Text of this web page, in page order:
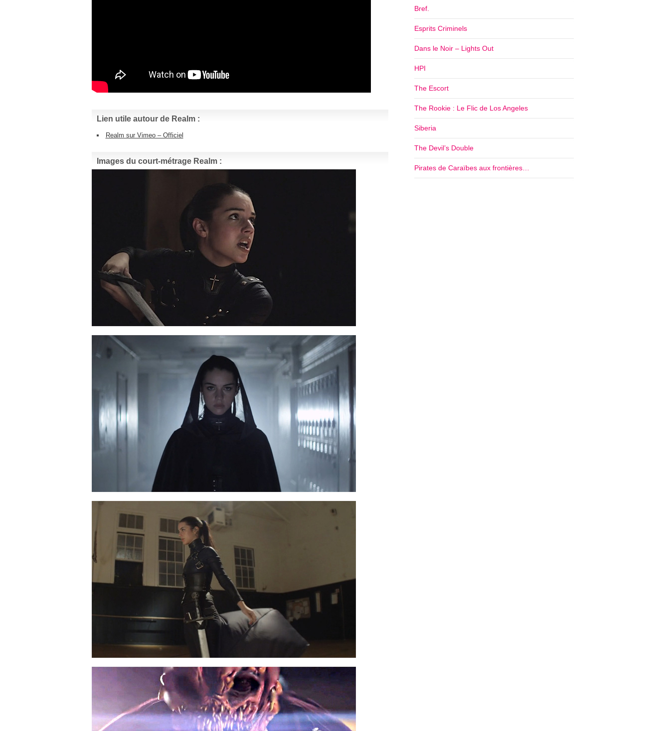
Lien utile autour de Realm :
Realm sur Vimeo – Officiel
Images du court-métrage Realm :
Bref.
Esprits Criminels
Dans le Noir – Lights Out
HPI
The Escort
The Rookie : Le Flic de Los Angeles
Siberia
The Devil’s Double
Pirates de Caraïbes aux frontières…